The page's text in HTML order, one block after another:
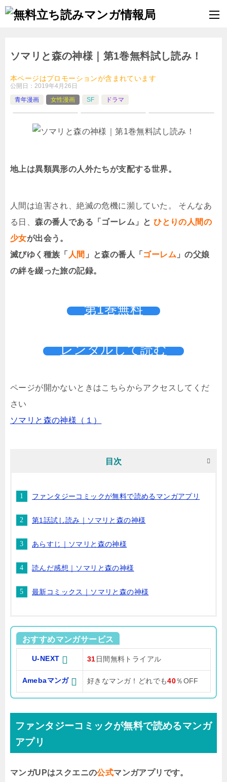
ソマリと森の神様｜第1巻無料試し読み！
本ページはプロモーションが含まれています
公開日： 2019年4月26日
青年漫画
女性漫画 SF ドラマ
地上は異類異形の人外たちが支配する世界。
人間は迫害され、絶滅の危機に瀕していた。 そんなあ
る日、森の番人である「ゴーレム」とひとりの人間の
少女が出会う。
滅びゆく種族「 人間 」と森の番人「 ゴーレム 」の父娘
の絆を綴った旅の記録。
第1巻無料
レンタルして読む
ページが開かないときはこちらからアクセスしてくだ
さい
ソマリと森の神様（１）
目次
ファンタジーコミックが無料で読めるマンガアプリ
第1話試し読み｜ソマリと森の神様
あらすじ｜ソマリと森の神様
読んだ感想｜ソマリと森の神様
最新コミックス｜ソマリと森の神様
おすすめマンガサービス
U-NEXT 31 日間無料トライアル
Amebaマンガ 好きなマンガ！どれでも40％OFF
ファンタジーコミックが無料で読めるマンガ
アプリ
マンガUPはスクエニの公式マンガアプリです。